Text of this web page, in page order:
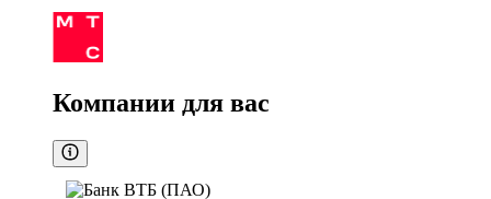
Компании для вас